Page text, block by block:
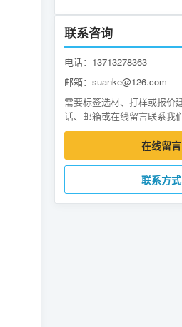
联系咨询
电话：13713278363
邮箱：suanke@126.com
需要标签选材、打样或报价
话、邮箱或在线留言联系我们
在线留言
联系方式